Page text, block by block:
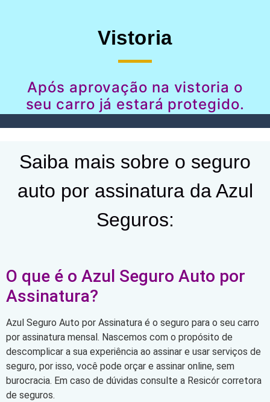
Vistoria
Após aprovação na vistoria o
seu carro já estará protegido.
Saiba mais sobre o seguro
auto por assinatura da Azul
Seguros:
O que é o Azul Seguro Auto por
Assinatura?
Azul Seguro Auto por Assinatura é o seguro para o seu carro
por assinatura mensal. Nascemos com o propósito de
descomplicar a sua experiência ao assinar e usar serviços de
seguro, por isso, você pode orçar e assinar online, sem
burocracia. Em caso de dúvidas consulte a Resicór corretora
de seguros.